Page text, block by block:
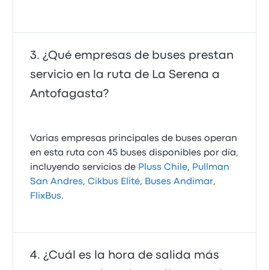
¿Qué empresas de buses prestan
servicio en la ruta de La Serena a
Antofagasta?
Varias empresas principales de buses operan
en esta ruta con 45 buses disponibles por día,
incluyendo servicios de Pluss Chile, Pullman
San Andres,Cikbus Elité, Buses Andimar,
FlixBus.
¿Cuál es la hora de salida más